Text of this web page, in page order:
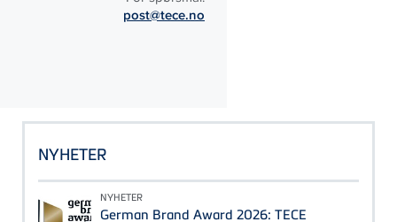
post@tece.no
NYHETER
NYHETER
German Brand Award 2026: TECE